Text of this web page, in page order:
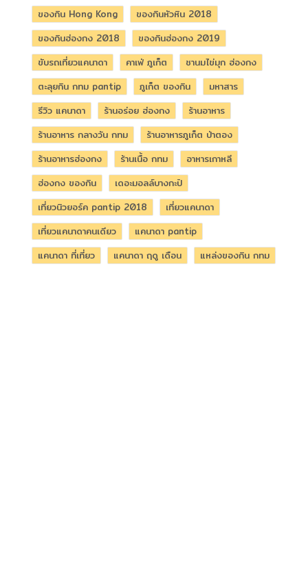
ของกิน Hong Kong
ของกินหัวหิน 2018
ของกินฮ่องกง 2018
ของกินฮ่องกง 2019
ขับรถเที่ยวแคนาดา
คาเฟ่ ภูเก็ต
ชานมไข่มุก ฮ่องกง
ตะลุยกิน กทม pantip
ภูเก็ต ของกิน
มหาสาร
รีวิว แคนาดา
ร้านอร่อย ฮ่องกง
ร้านอาหาร
ร้านอาหาร กลางวัน กทม
ร้านอาหารภูเก็ต ป่าตอง
ร้านอาหารฮ่องกง
ร้านเนื้อ กทม
อาหารเกาหลี
ฮ่องกง ของกิน
เดอะมอลล์บางกะปิ
เที่ยวนิวยอร์ค pantip 2018
เที่ยวแคนาดา
เที่ยวแคนาดาคนเดียว
แคนาดา pantip
แคนาดา ที่เที่ยว
แคนาดา ฤดู เดือน แหล่งของกิน กทม